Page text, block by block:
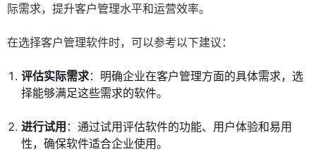
际需求，提升客户管理水平和运营效率。
在选择客户管理软件时，可以参考以下建议：
评估实际需求：明确企业在客户管理方面的具体需求，选
择能够满足这些需求的软件。
进行试用 ：通过试用评估软件的功能、用户体验和易用
性，确保软件适合企业使用。